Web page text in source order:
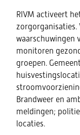
RIVM activeert
zorgorganisaties.
waarschuwingen
monitoren
groepen.
Brandweer en
meldingen;
locaties.